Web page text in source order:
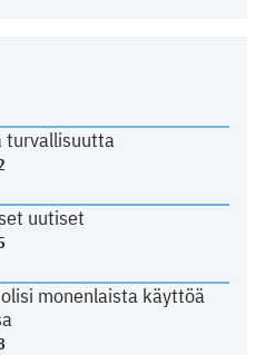
turvallisuutta
uutiset
monenlaista käyttöä